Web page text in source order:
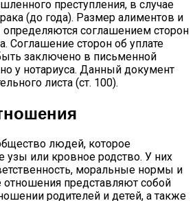
преступления, в случае
(до года). Размер алиментов и
соглашением сторон
Соглашение сторон об уплате
заключено в письменной
у нотариуса. Данный документ
листа (ст. 100).
людей, которое
или кровное родство. У них
моральные нормы и
представляют собой
родителей и детей, а также